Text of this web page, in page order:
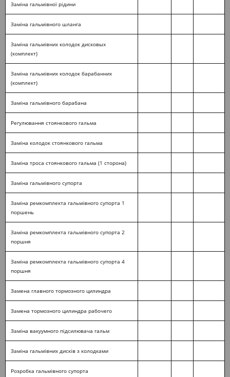
Заміна гальмівної рідини
Заміна гальмівного шланга
Заміна гальмівних колодок дисковых
(комплект)
Заміна гальмівних колодок барабанних
(комплект)
Заміна гальмівного барабана
Регулювання стоянкового гальма
Заміна колодок стоянкового гальма
Заміна троса стоянкового гальма (1 сторона)
Заміна гальмівного супорта
Заміна ремкомплекта гальмівного супорта 1
поршень
Заміна ремкомплекта гальмівного супорта 2
поршня
Заміна ремкомплекта гальмівного супорта 4
поршня
Замена главного тормозного цилиндра
Замена тормозного цилиндра рабочего
Заміна вакуумного підсилювача гальм
Заміна гальмівних дисків з колодками
Розробка гальмівного супорта